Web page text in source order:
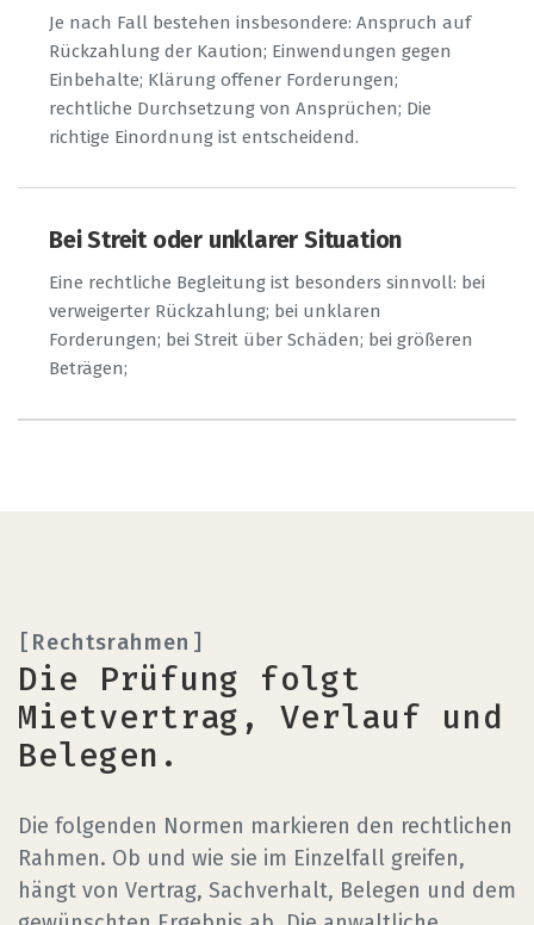
Je nach Fall bestehen insbesondere: Anspruch auf
Rückzahlung der Kaution; Einwendungen gegen
Einbehalte; Klärung offener Forderungen;
rechtliche Durchsetzung von Ansprüchen; Die
richtige Einordnung ist entscheidend.
Bei Streit oder unklarer Situation
Eine rechtliche Begleitung ist besonders sinnvoll: bei
verweigerter Rückzahlung; bei unklaren
Forderungen; bei Streit über Schäden; bei größeren
Beträgen;
Rechtsrahmen
Die Prüfung folgt
Mietvertrag, Verlauf und
Belegen.
Die folgenden Normen markieren den rechtlichen
Rahmen. Ob und wie sie im Einzelfall greifen,
hängt von Vertrag, Sachverhalt, Belegen und dem